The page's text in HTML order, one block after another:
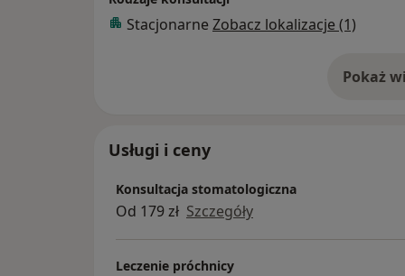
procedur.
Moim celem jest nie tylko leczenie, ale
Stacjonarne Zobacz lokalizacje (1)
Pokaż o
Usługi i ceny
Konsultacja stomatologiczna
Od 179 zł Szczegóły
Leczenie próchnicy